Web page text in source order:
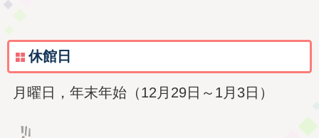
休館日
月曜日，年末年始（12月29日～1月3日）